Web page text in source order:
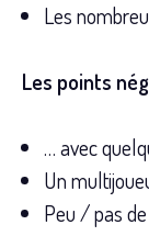
Les
Les points
… avec
Un
Peu / pas